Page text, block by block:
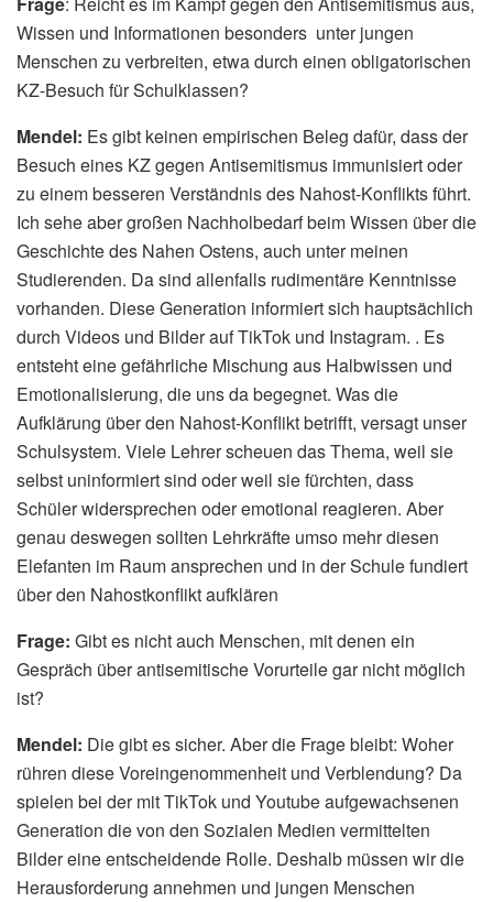
Wissen und Informationen besonders unter jungen
Menschen zu verbreiten, etwa durch einen obligatorischen
KZ-Besuch für Schulklassen?
Mendel: Es gibt keinen empirischen Beleg dafür, dass der
Besuch eines KZ gegen Antisemitismus immunisiert oder
zu einem besseren Verständnis des Nahost-Konflikts führt.
Ich sehe aber großen Nachholbedarf beim Wissen über die
Geschichte des Nahen Ostens, auch unter meinen
Studierenden. Da sind allenfalls rudimentäre Kenntnisse
vorhanden. Diese Generation informiert sich hauptsächlich
durch Videos und Bilder auf TikTok und Instagram. . Es
entsteht eine gefährliche Mischung aus Halbwissen und
Emotionalisierung, die uns da begegnet. Was die
Aufklärung über den Nahost-Konflikt betrifft, versagt unser
Schulsystem. Viele Lehrer scheuen das Thema, weil sie
selbst uninformiert sind oder weil sie fürchten, dass
Schüler widersprechen oder emotional reagieren. Aber
genau deswegen sollten Lehrkräfte umso mehr diesen
Elefanten im Raum ansprechen und in der Schule fundiert
über den Nahostkonflikt aufklären
Frage: Gibt es nicht auch Menschen, mit denen ein
Gespräch über antisemitische Vorurteile gar nicht möglich
ist?
Mendel: Die gibt es sicher. Aber die Frage bleibt: Woher
rühren diese Voreingenommenheit und Verblendung? Da
spielen bei der mit TikTok und Youtube aufgewachsenen
Generation die von den Sozialen Medien vermittelten
Bilder eine entscheidende Rolle. Deshalb müssen wir die
Herausforderung annehmen und jungen Menschen